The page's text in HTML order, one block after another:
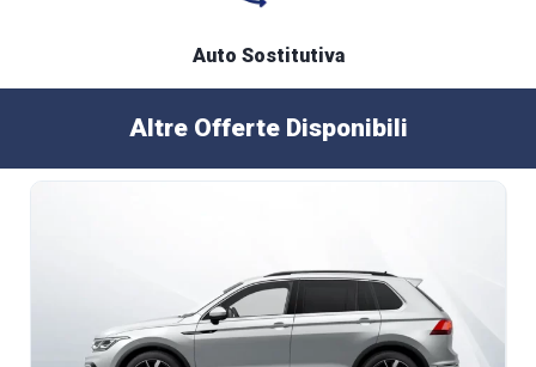
Auto Sostitutiva
Altre Offerte Disponibili